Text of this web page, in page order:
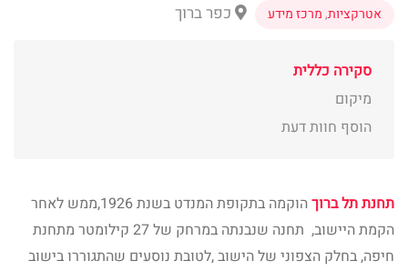
אטרקציות,מרכז מידע כפר ברוך
סקירה כללית
מיקום
הוסף חוות דעת
תחנת תל ברוך
הוקמה בתקופת המנדט בשנת 1926,ממש לאחר
הקמת היישוב, תחנה שנבנתה במרחק של 27 קילומטר מתחנת
חיפה, בחלק הצפוני של הישוב ,לטובת נוסעים שהתגוררו בישוב